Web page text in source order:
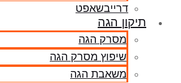
דרייבשאפט
תיקון הגה
מסרק הגה
שיפוץ מסרק הגה
משאבת הגה